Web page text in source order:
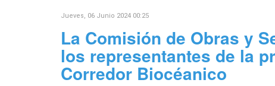
Jueves, 06 Junio 2024 00:25
La Comisión de Obras y
los representantes de la
Corredor Biocéanico